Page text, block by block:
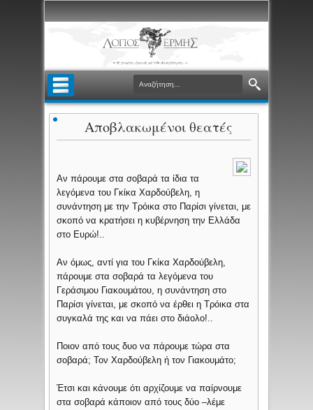
Αποβλακωμένοι θεατές
Αν πάρουμε στα σοβαρά τα ίδια τα
λεγόμενα του Γκίκα Χαρδούβελη, η
συνάντηση με την Τρόικα στο Παρίσι γίνεται, με
σκοπό να κρατήσει η κυβέρνηση την Ελλάδα
στο Ευρώ!..
Αν όμως, αντί για του Γκίκα Χαρδούβελη,
πάρουμε στα σοβαρά τα λεγόμενα του
Γεράσιμου Γιακουμάτου, η συνάντηση στο
Παρίσι γίνεται, με σκοπό να έρθει η Τρόικα στα
συγκαλά της και να πάει στο διάολο!..
Ποιον από τους δυο να πάρουμε τώρα στα
σοβαρά; Τον Χαρδούβελη ή τον Γιακουμάτο;
Έτσι και κάνουμε ότι αρχίζουμε να παίρνουμε
στα σοβαρά κάποιον από τους δύο –λέμε